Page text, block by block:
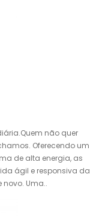
não quer
Oferecendo um
de alta energia, as
ágil e responsiva da
Uma..